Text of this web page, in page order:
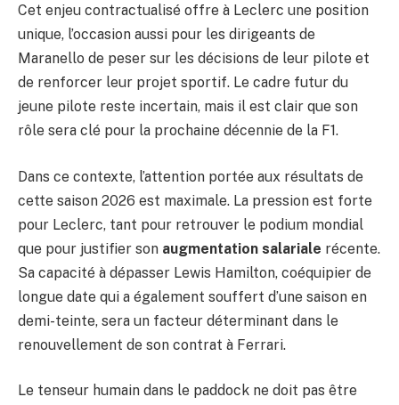
Cet enjeu contractualisé offre à Leclerc une position
unique, l’occasion aussi pour les dirigeants de
Maranello de peser sur les décisions de leur pilote et
de renforcer leur projet sportif. Le cadre futur du
jeune pilote reste incertain, mais il est clair que son
rôle sera clé pour la prochaine décennie de la F1.
Dans ce contexte, l’attention portée aux résultats de
cette saison 2026 est maximale. La pression est forte
pour Leclerc, tant pour retrouver le podium mondial
que pour justifier son augmentation salariale récente.
Sa capacité à dépasser Lewis Hamilton, coéquipier de
longue date qui a également souffert d’une saison en
demi-teinte, sera un facteur déterminant dans le
renouvellement de son contrat à Ferrari.
Le tenseur humain dans le paddock ne doit pas être